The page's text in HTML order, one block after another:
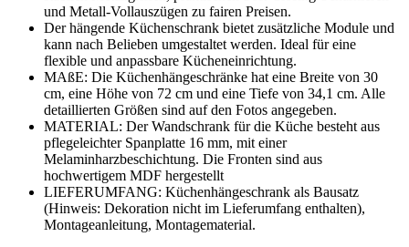
und Metall-Vollauszügen zu fairen Preisen.
Der hängende Küchenschrank bietet zusätzliche Module und
kann nach Belieben umgestaltet werden. Ideal für eine
flexible und anpassbare Kücheneinrichtung.
MAßE: Die Küchenhängeschränke hat eine Breite von 30
cm, eine Höhe von 72 cm und eine Tiefe von 34,1 cm. Alle
detaillierten Größen sind auf den Fotos angegeben.
MATERIAL: Der Wandschrank für die Küche besteht aus
pflegeleichter Spanplatte 16 mm, mit einer
Melaminharzbeschichtung. Die Fronten sind aus
hochwertigem MDF hergestellt
LIEFERUMFANG: Küchenhängeschrank als Bausatz
(Hinweis: Dekoration nicht im Lieferumfang enthalten),
Montageanleitung, Montagematerial.